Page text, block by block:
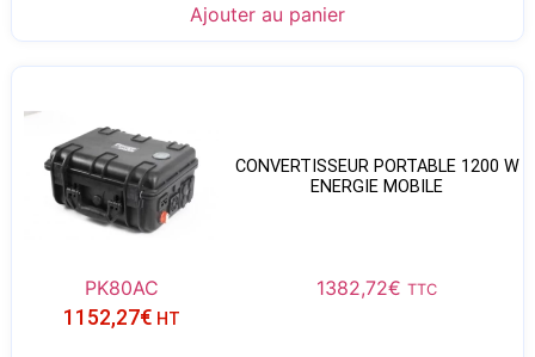
Ajouter au panier
CONVERTISSEUR PORTABLE 1200 W
ENERGIE MOBILE
PK80AC 1382,72€ TTC
1152,27€ HT